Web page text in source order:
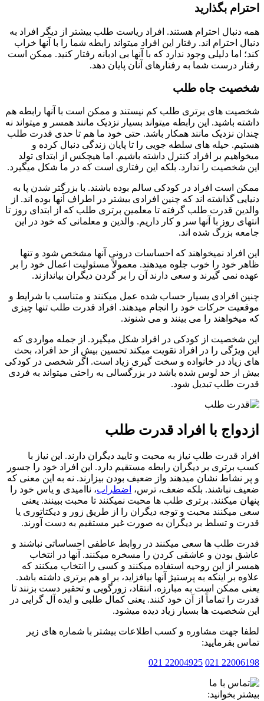
بگذارید
احترام هستند. افراد ریاست طلب بیشتر از دیگر افراد به
احترام اند. رفتار این افراد میتواند رابطه شما را با آنها خراب
اما دلیلی وجود ندارد که با آنها بی ادبانه رفتار کنید. ممکن است
درست شما به رفتارهای آنان پایان دهد.
جاه طلب
های برتری طلب کم نیستند و ممکن است با آنها رابطه هم
باشید. این رابطه میتواند بسیار نزدیک مانند همسر و میتواند نه
نزدیک مانند همکار باشد. حتی خود ما هم تا حدی قدرت طلب
حیله های سلطه جویی را تا پایان زندگی دنبال کرده و
بر افراد کنترل داشته باشیم. اما هیچکس از ابتدای تولد
شخصیت را ندارد. بلکه این رفتاری است که در ما شکل میگیرد.
است افراد در کودکی سالم بوده باشند. با بزرگتر شدن پا به
گذاشته اند که چنین افرادی بیشتر در اطراف آنها بوده اند. از
قدرت طلب گرفته تا معلمین برتری طلب که از ابتدای روز تا
روز با آنها سر و کار داریم. والدین و معلمانی که خود در این
بزرگ شده اند.
نمیخواهند که احساسات درونی آنها مشخص شود و تنها
خود را خوب جلوه میدهند. معمولاً مسئولیت اعمال خود را بر
نمی گیرند و سعی دارند آن را بر گردن دیگران بیاندازند.
افرادی بسیار حساب شده عمل میکنند و متناسب با شرایط و
حرکات خود را انجام میدهند. افراد قدرت طلب تنها چیزی
را می بینند و می شنوند.
شخصیت از کودکی در افراد شکل میگیرد. از جمله مواردی که
را در افراد تقویت میکند تحسین بیش از حد افراد، بحث
زیاد در خانواده و سخت گیری زیاد است. اگر شخصی در کودکی
از حد لوس شده باشد در بزرگسالی به راحتی میتواند به فردی
طلب تبدیل شود.
با افراد قدرت طلب
قدرت طلب نیاز به محبت و تایید دیگران دارند. این نیاز با
برتری بر دیگران رابطه مستقیم دارد. این افراد خود را جسور
نشاط نشان میدهند واز ضعیف بودن بیزارند. نه به این معنی که
نباشند. بلکه ضعف، ترس، اضطراب، ناامیدی و یاس خود را
میکنند. برتری طلب ها محبت نمیکنند تا محبت ببینند. یعنی
میکنند محبت و توجه دیگران را از طریق زور و دیکتاتوری یا
و تسلط بر دیگران به صورت غیر مستقیم به دست آورند.
طلب ها سعی میکنند در روابط عاطفی احساساتی نباشند و
بودن و عاشقی کردن را مسخره میکنند. آنها در انتخاب
از این روحیه استفاده میکنند و کسی را انتخاب میکنند که
بر اینکه به پرستیژ آنها بیافزاید، بر او هم برتری داشته باشد.
ممکن است به مبارزه، انتقاد، زورگویی و تحقیر دست بزنند تا
را تماماً از آن خود کنند. یعنی کمال طلبی و ایده آل گرایی در
شخصیت ها بسیار زیاد دیده میشود.
جهت مشاوره و کسب اطلاعات بیشتر با شماره های زیر
بفرمایید:
22004925 021
بخوانید: